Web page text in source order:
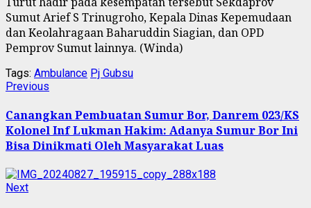
Sumut Arief S Trinugroho, Kepala Dinas Kepemudaan
dan Keolahragaan Baharuddin Siagian, dan OPD
Pemprov Sumut lainnya. (Winda)
Tags: Ambulance Pj Gubsu
Continue
Reading
Previous
Canangkan Pembuatan Sumur Bor, Danrem 023/KS
Kolonel Inf Lukman Hakim: Adanya Sumur Bor Ini
Bisa Dinikmati Oleh Masyarakat Luas
NextNext